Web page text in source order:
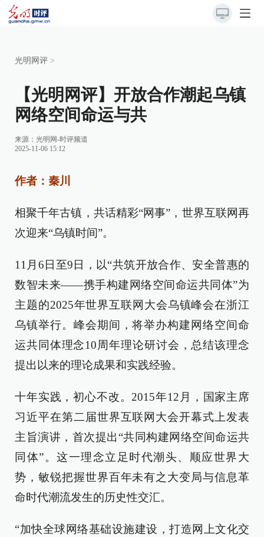
光明网评 >
【光明网评】开放合作潮起乌镇
网络空间命运与共
来源： 光明网-时评频道
2025-11-06 15:12
作者：秦川
相聚千年古镇，共话精彩“网事”，世界互联网再
次迎来“乌镇时间”。
11月6日至9日，以“共筑开放合作、安全普惠的
数智未来——携手构建网络空间命运共同体”为
主题的2025年世界互联网大会乌镇峰会在浙江
乌镇举行。峰会期间，将举办构建网络空间命
运共同体理念10周年理论研讨会，总结该理念
提出以来的理论成果和实践经验。
十年实践，初心不改。2015年12月，国家主席
习近平在第二届世界互联网大会开幕式上发表
主旨演讲，首次提出“共同构建网络空间命运共
同体”。这一理念立足时代潮头、顺应世界大
势，敏锐把握世界百年未有之大变局与信息革
命时代潮流发生的历史性交汇。
“加快全球网络基础设施建设，打造网上文化交